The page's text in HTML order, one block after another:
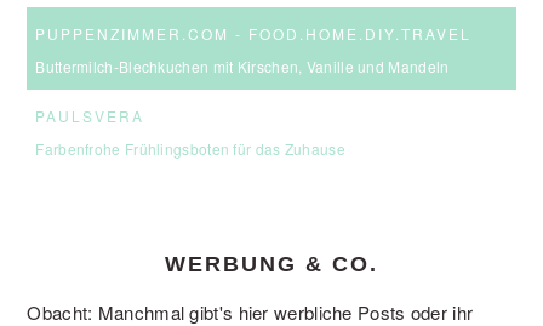
PUPPENZIMMER.COM - FOOD.HOME.DIY.TRAVEL
Buttermilch-Blechkuchen mit Kirschen, Vanille und Mandeln
PAULSVERA
Farbenfrohe Frühlingsboten für das Zuhause
WERBUNG & CO.
Obacht: Manchmal gibt's hier werbliche Posts oder ihr